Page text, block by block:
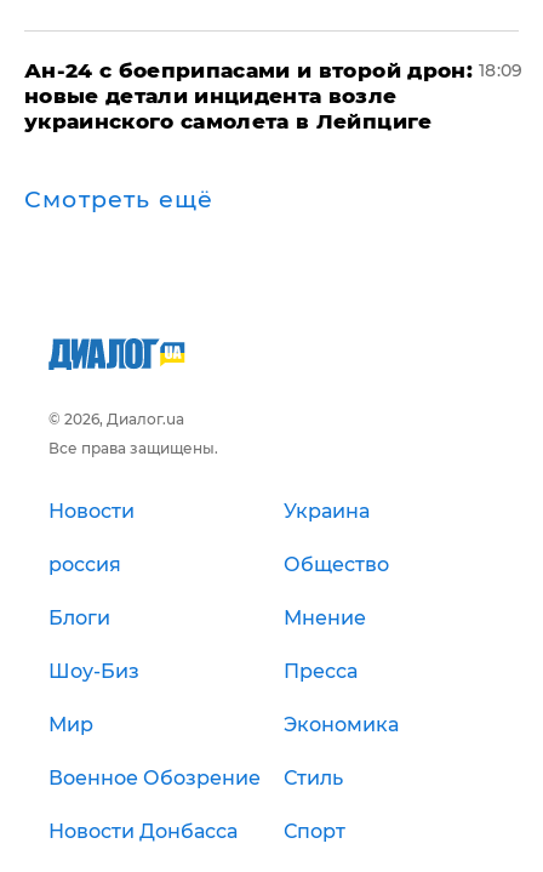
Ан-24 с боеприпасами и второй дрон:
новые детали инцидента возле
украинского самолета в Лейпциге
18:09
Смотреть ещё
© 2026, Диалог.ua
Все права защищены.
Новости Украина
россия Общество
Блоги Мнение
Шоу-Биз Пресса
Мир Экономика
Военное Обозрение Стиль
Новости Донбасса Спорт